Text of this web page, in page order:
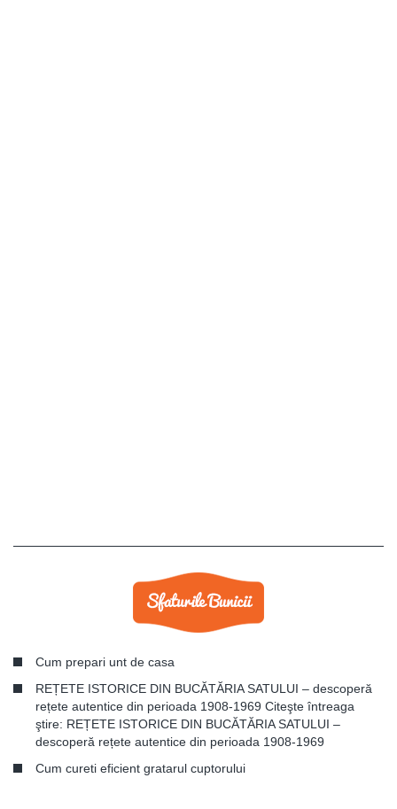
Cum prepari unt de casa
REȚETE ISTORICE DIN BUCĂTĂRIA SATULUI – descoperă
rețete autentice din perioada 1908-1969 Citeşte întreaga
ştire: REȚETE ISTORICE DIN BUCĂTĂRIA SATULUI –
descoperă rețete autentice din perioada 1908-1969
Cum cureti eficient gratarul cuptorului